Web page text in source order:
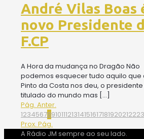
André Vilas Boas
novo Presidente
F.CP
A Hora da mudança no Dragão Não
podemos esquecer tudo aquilo que
Pinto da Costa nos deu, o
titulado do mundo mas […]
Pág. Anter.
1234567891011121314151617181920212223
Prox. Pág.
A Rádio JM sempre ao seu lado.